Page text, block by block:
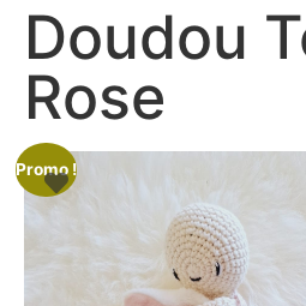
Doudou
Rose
Promo !